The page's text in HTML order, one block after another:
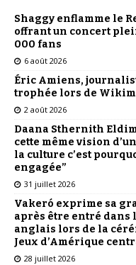
Shaggy enflamme le
offrant un concert
000 fans
6 août 2026
Éric Amiens,
trophée lors de
2 août 2026
Daana Sthernith
cette même vision
la culture c’est
engagée”
31 juillet 2026
Vakeró exprime sa
après être entré dans
anglais lors de la
Jeux d’Amérique
28 juillet 2026